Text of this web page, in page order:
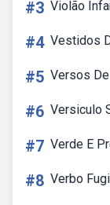
#3 Violão
#4 Vestidos
#5 Versos
#6 Versiculo
#7 Verde E
#8 Verbo